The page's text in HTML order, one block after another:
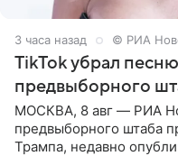
3 часа назад © РИА
TikTok убрал
предвыборного
МОСКВА, 8 авг — РИА
предвыборного штаба
Трампа, недавно